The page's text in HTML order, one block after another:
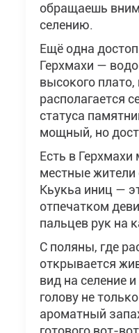
обращаешь
селению.
Ещё одна
Герхмахи —
высокого
располагается
статуса
мощный, но
Есть в Герхмахи
местные
Кьукьа иниц —
отпечатком
пальцев рук на
С поляны, где
открывается
вид на селение
голову не
ароматный